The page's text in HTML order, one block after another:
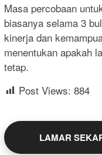
Masa percobaan
biasanya selama 3
kinerja dan
menentukan apakah
tetap.
Post Views: 884
LAMAR